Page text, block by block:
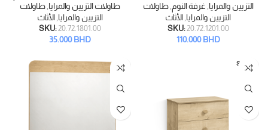
التزيين والمرايا غرفة النوم ,طاولات
التزيين والمرايا الأثاث
SKU:20.72.1201.00
110.000BHD
طاولات التزيين والمرايا طاولات
التزيين والمرايا الأثاث
SKU:20.72.1801.00
35.000BHD
SOLD
OUT